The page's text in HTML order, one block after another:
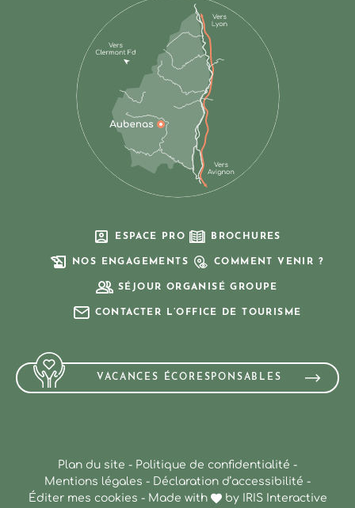
ESPACE PRO BROCHURES
NOS ENGAGEMENTS COMMENT VENIR ?
SÉJOUR ORGANISÉ GROUPE
CONTACTER L’OFFICE DE TOURISME
VACANCES ÉCORESPONSABLES
Plan du site - Politique de confidentialité -
Mentions légales - Déclaration d’accessibilité -
Éditer mes cookies - Made with by IRIS Interactive